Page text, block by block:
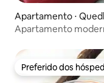
Apartamento ⋅
Apartamento
Preferido dos
Preferido dos